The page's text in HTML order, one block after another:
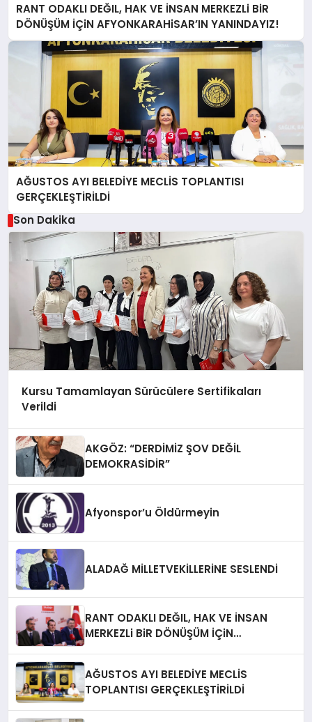
RANT ODAKLI DEĞIL, HAK VE İNSAN MERKEZLi BiR
DÖNÜŞÜM İÇiN AFYONKARAHiSAR’IN YANINDAYIZ!
AĞUSTOS AYI BELEDİYE MECLİS TOPLANTISI
GERÇEKLEŞTİRİLDİ
Son Dakika
Kursu Tamamlayan Sürücülere Sertifikaları
Verildi
AKGÖZ: “DERDİMİZ ŞOV DEĞİL
DEMOKRASİDİR”
Afyonspor’u Öldürmeyin
ALADAĞ MİLLETVEKİLLERİNE SESLENDİ
RANT ODAKLI DEĞIL, HAK VE İNSAN
MERKEZLi BiR DÖNÜŞÜM İÇiN
AĞUSTOS AYI BELEDİYE MECLİS
TOPLANTISI GERÇEKLEŞTİRİLDİ